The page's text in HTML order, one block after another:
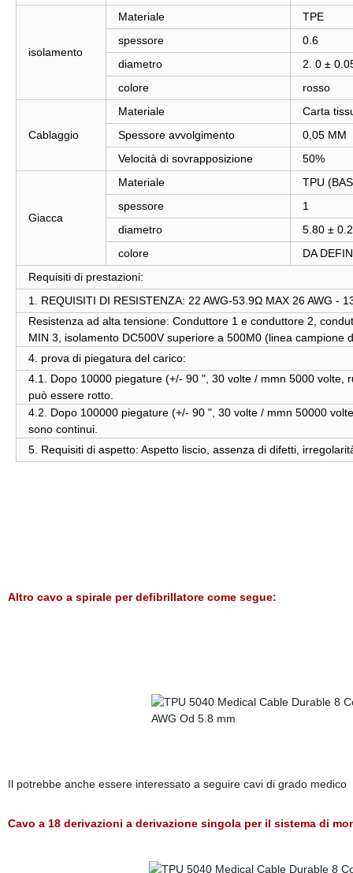
isolamento
Materiale
TPE
spessore
0.6
diametro
2. 0 ±
colore
rosso
Cablaggio
Materiale
Carta
Spessore avvolgimento
0,05 MM
Velocità di sovrapposizione
50%
Giacca
Materiale
TPU
spessore
1
diametro
5.80 ±
colore
DA
Requisiti di prestazioni:
1. REQUISITI DI RESISTENZA: 22 AWG-53.9Ω MAX 26 AWG -
Resistenza ad alta tensione: Conduttore 1 e conduttore 2,
MIN 3, isolamento DC500V superiore a 500M0 (linea
4. prova di piegatura del carico:
4.1. Dopo 10000 piegature (+/- 90 ", 30 volte / mmn 5000
può essere rotto.
4.2. Dopo 100000 piegature (+/- 90 ", 30 volte / mmn 50000
sono continui.
5. Requisiti di aspetto: Aspetto liscio, assenza di difetti,
Altro cavo a spirale per defibrillatore come segue:
Il potrebbe anche essere interessato a seguire cavi di grado medico
Cavo a 18 derivazioni a derivazione singola per il sistema di